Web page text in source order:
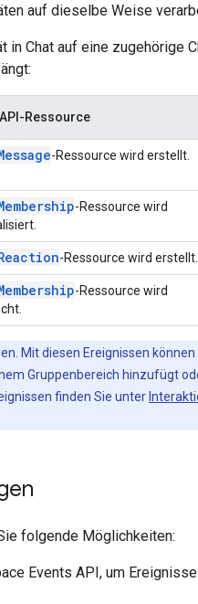
auf dieselbe Weise
Chat auf eine zugehörige
Ressource
-Ressource wird erstellt.
-Ressource wird
-Ressource wird erstellt.
-Ressource wird
Mit diesen Ereignissen
Gruppenbereich hinzufügt
finden Sie unter
folgende Möglichkeiten:
Events API, um